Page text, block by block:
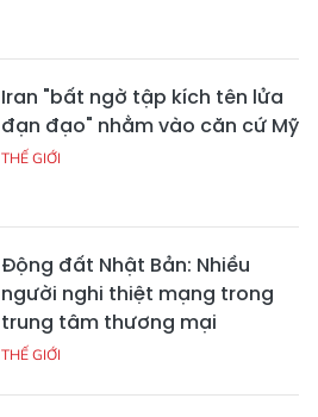
Iran "bất ngờ tập kích tên lửa
đạn đạo" nhằm vào căn cứ Mỹ
THẾ GIỚI
Động đất Nhật Bản: Nhiều
người nghi thiệt mạng trong
trung tâm thương mại
THẾ GIỚI